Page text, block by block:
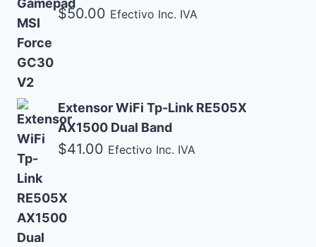
$50.00 Efectivo Inc. IVA
Extensor WiFi Tp-Link RE505X
AX1500 Dual Band
$41.00 Efectivo Inc. IVA